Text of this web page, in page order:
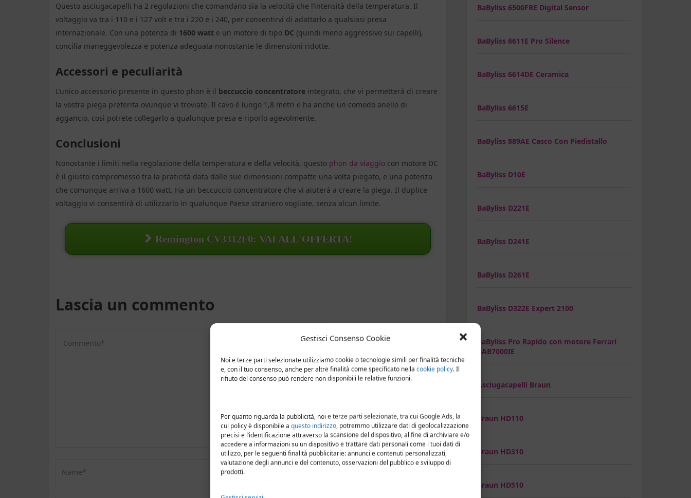
Gestisci Consenso Cookie
Noi e terze parti selezionate utilizziamo cookie o tecnologie simili per finalità tecniche
e, con il tuo consenso, anche per altre finalità come specificato nella cookie policy. Il
rifiuto del consenso può rendere non disponibili le relative funzioni.
Per quanto riguarda la pubblicità, noi e terze parti selezionate, tra cui Google Ads, la
cui policy è disponibile a questo indirizzo, potremmo utilizzare dati di geolocalizzazione
precisi e l’identificazione attraverso la scansione del dispositivo, al fine di archiviare e/o
accedere a informazioni su un dispositivo e trattare dati personali come i tuoi dati di
utilizzo, per le seguenti finalità pubblicitarie: annunci e contenuti personalizzati,
valutazione degli annunci e del contenuto, osservazioni del pubblico e sviluppo di
prodotti.
Questo asciugacapelli ha 2 regolazioni che comandano sia la velocità che l’intensità della temperatura. Il
voltaggio va tra i 110 e i 127 volt e tra i 220 e i 240, per consentirvi di adattarlo a qualsiasi presa
internazionale. Con una potenza di 1600 watte un motore di tipo DC (quindi meno aggressivo sui capelli),
concilia maneggevolezza e potenza adeguata nonostante le dimensioni ridotte.
Accessori e peculiarità
L’unico accessorio presente in questo phon è il beccuccio concentratoreintegrato, che vi permetterà di creare
la vostra piega preferita ovunque vi troviate. Il cavo è lungo 1,8 metri e ha anche un comodo anello di
aggancio, così potrete collegarlo a qualunque presa e riporlo agevolmente.
Conclusioni
Nonostante i limiti nella regolazione della temperatura e della velocità, questo phon da viaggiocon motore DC
è il giusto compromesso tra la praticità data dalle sue dimensioni compatte una volta piegato, e una potenza
che comunque arriva a 1600 watt. Ha un beccuccio concentratore che vi aiuterà a creare la piega. Il duplice
voltaggio vi consentirà di utilizzarlo in qualunque Paese straniero vogliate, senza alcun limite.
Remington CV3312F0: VAI ALL'OFFERTA!
Lascia un commento
BaByliss 6500FRE Digital Sensor
BaByliss 6611E Pro Silence
BaByliss 6614DE Ceramica
BaByliss 6615E
BaByliss 889AE Casco Con Piedistallo
BaByliss D10E
BaByliss D221E
BaByliss D241E
BaByliss D261E
BaByliss D322E Expert 2100
BaByliss Pro Rapido con motore Ferrari
BAB7000IE
Asciugacapelli Braun
Braun HD110
Braun HD310
Braun HD510